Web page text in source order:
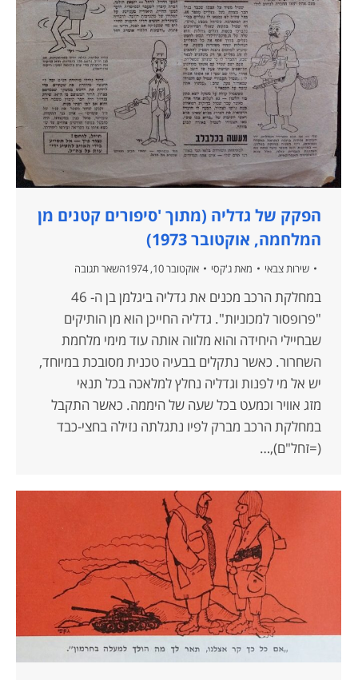
הפקק של גדליה (מתוך 'סיפורים קטנים מן
המלחמה, אוקטובר 1973)
שירות צבאי מאתג'קסי אוקטובר 10, 1974 השאר תגובה
במחלקת הרכב מכנים את גדליה ביגלמן בן ה- 46
"פרופסור למכוניות". גדליה החייכן הוא מן הותיקים
שבחיילי היחידה והוא מלווה אותה עוד מימי מלחמת
השחרור. כאשר נתקלים בבעיה טכנית מסובכת במיוחד,
יש אל מי לפנות וגדליה נחלץ למלאכה בכל תנאי
מזג אוויר וכמעט בכל שעה של היממה. כאשר התקבל
במחלקת הרכב מברק לפיו נתגלתה נזילה בחצי-כבד
(=זחל"ם),…